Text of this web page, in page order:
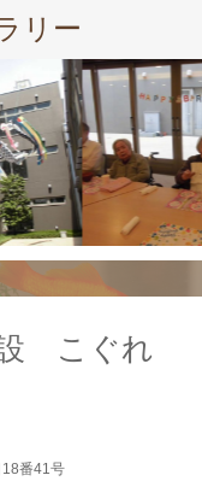
リー
設 こぐれ
番41号